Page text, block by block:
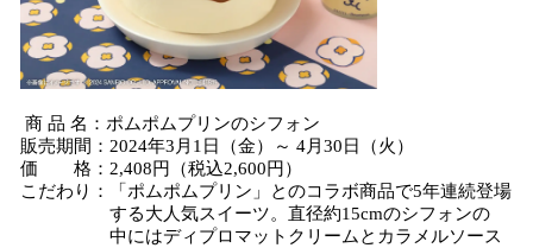
商 品 名：ポムポムプリンのシフォン
販売期間：2024年3月1日（金）～ 4月30日（火）
価 格：2,408円（税込2,600円）
こだわり：「ポムポムプリン」とのコラボ商品で5年連続登場
する大人気スイーツ。直径約15cmのシフォンの
中にはディプロマットクリームとカラメルソース